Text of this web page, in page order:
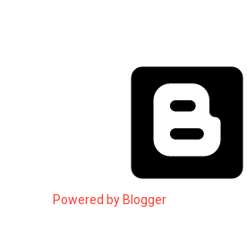
Powered by Blogger